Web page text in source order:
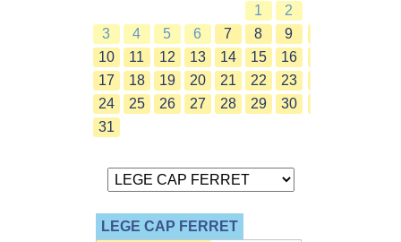
1
2
3
4 5 6 7 8
9
10
11 12 13 14 15
16
17
18 19 20 21 22
23
24
25 26 27 28 29
30
31
LEGE CAP FERRET